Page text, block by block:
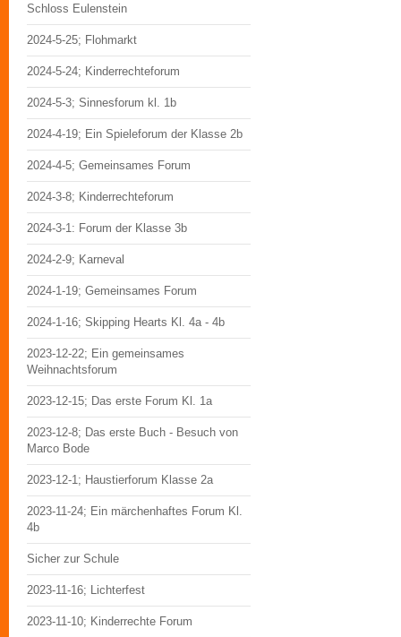
Schloss Eulenstein
2024-5-25; Flohmarkt
2024-5-24; Kinderrechteforum
2024-5-3; Sinnesforum kl. 1b
2024-4-19; Ein Spieleforum der Klasse 2b
2024-4-5; Gemeinsames Forum
2024-3-8; Kinderrechteforum
2024-3-1: Forum der Klasse 3b
2024-2-9; Karneval
2024-1-19; Gemeinsames Forum
2024-1-16; Skipping Hearts Kl. 4a - 4b
2023-12-22; Ein gemeinsames
Weihnachtsforum
2023-12-15; Das erste Forum Kl. 1a
2023-12-8; Das erste Buch - Besuch von
Marco Bode
2023-12-1; Haustierforum Klasse 2a
2023-11-24; Ein märchenhaftes Forum Kl.
4b
Sicher zur Schule
2023-11-16; Lichterfest
2023-11-10; Kinderrechte Forum